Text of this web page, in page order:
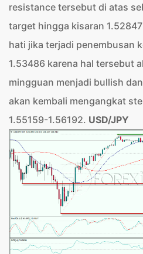
resistance tersebut di atas
target hingga kisaran
hati jika terjadi penembusan
1.53486 karena hal tersebut
mingguan menjadi bullish
akan kembali mengangkat
1.55159-1.56192. USD/JPY